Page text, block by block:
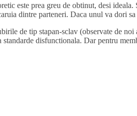
este prea greu de obtinut, desi
dintre parteneri. Daca unul va dori
de tip stapan-sclav (observate de
standarde disfunctionala. Dar pentru